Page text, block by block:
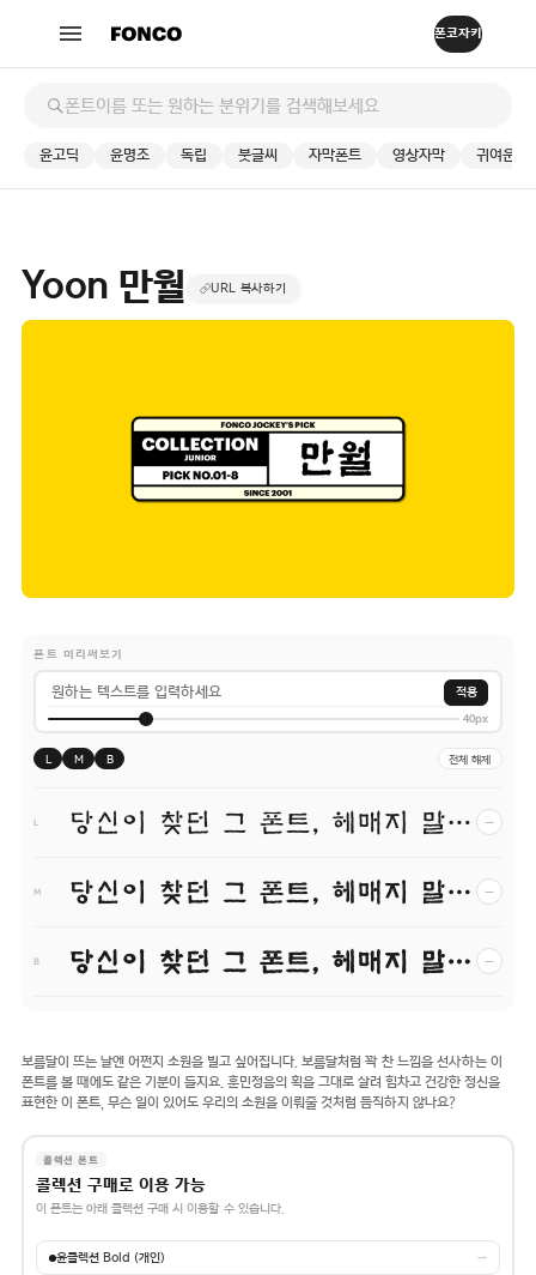
윤고딕 윤명조 독립 붓글씨 자막폰트 영상자막 귀여운
Yoon 만월 URL 복사하기
폰트 미리써보기
적용
40px
L M B 전체 해제
당신이 찾던 그 폰트, 헤매지 말고 바로 폰코! −
M 당신이 찾던 그 폰트, 헤매지 말고 바로 폰코! −
B 당신이 찾던 그 폰트, 헤매지 말고 바로 폰코! −
보름달이 뜨는 날엔 어쩐지 소원을 빌고 싶어집니다. 보름달처럼 꽉 찬 느낌을 선사하는 이
폰트를 볼 때에도 같은 기분이 들지요. 훈민정음의 획을 그대로 살려 힘차고 건강한 정신을
표현한 이 폰트, 무슨 일이 있어도 우리의 소원을 이뤄줄 것처럼 듬직하지 않나요?
콜렉션 폰트
콜렉션 구매로 이용 가능
이 폰트는 아래 콜렉션 구매 시 이용할 수 있습니다.
윤콜렉션 Bold (개인) →